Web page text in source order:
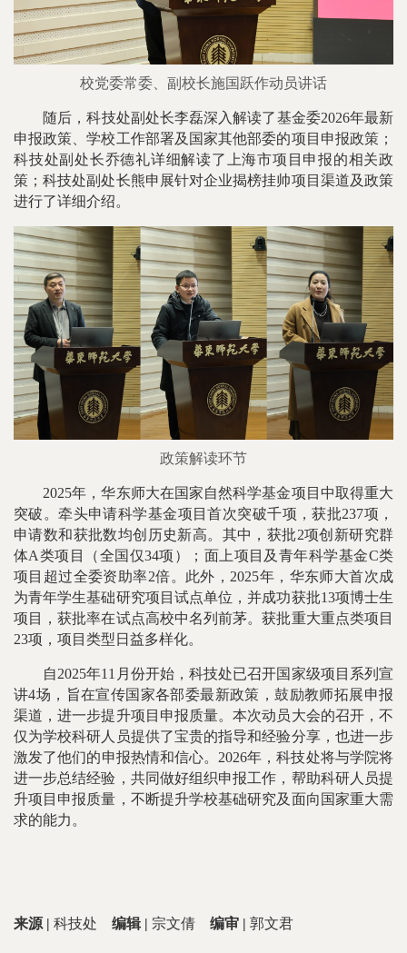
校党委常委、副校长施国跃作动员讲话
随后，科技处副处长李磊深入解读了基金委2026年最新
申报政策、学校工作部署及国家其他部委的项目申报政策；
科技处副处长乔德礼详细解读了上海市项目申报的相关政
策；科技处副处长熊申展针对企业揭榜挂帅项目渠道及政策
进行了详细介绍。
政策解读环节
2025年，华东师大在国家自然科学基金项目中取得重大
突破。牵头申请科学基金项目首次突破千项，获批237项，
申请数和获批数均创历史新高。其中，获批2项创新研究群
体A类项目（全国仅34项）；面上项目及青年科学基金C类
项目超过全委资助率2倍。此外，2025年，华东师大首次成
为青年学生基础研究项目试点单位，并成功获批13项博士生
项目，获批率在试点高校中名列前茅。获批重大重点类项目
23项，项目类型日益多样化。
自2025年11月份开始，科技处已召开国家级项目系列宣
讲4场，旨在宣传国家各部委最新政策，鼓励教师拓展申报
渠道，进一步提升项目申报质量。本次动员大会的召开，不
仅为学校科研人员提供了宝贵的指导和经验分享，也进一步
激发了他们的申报热情和信心。2026年，科技处将与学院将
进一步总结经验，共同做好组织申报工作，帮助科研人员提
升项目申报质量，不断提升学校基础研究及面向国家重大需
求的能力。
来源 | 科技处 编辑 | 宗文倩 编审 | 郭文君